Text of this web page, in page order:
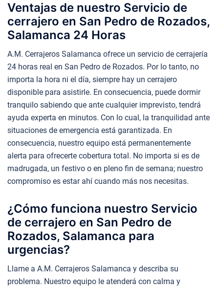
Ventajas de nuestro Servicio de
cerrajero en San Pedro de Rozados,
Salamanca 24 Horas
A.M. Cerrajeros Salamanca ofrece un servicio de cerrajería
24 horas real en San Pedro de Rozados. Por lo tanto, no
importa la hora ni el día, siempre hay un cerrajero
disponible para asistirle. En consecuencia, puede dormir
tranquilo sabiendo que ante cualquier imprevisto, tendrá
ayuda experta en minutos. Con lo cual, la tranquilidad ante
situaciones de emergencia está garantizada. En
consecuencia, nuestro equipo está permanentemente
alerta para ofrecerte cobertura total. No importa si es de
madrugada, un festivo o en pleno fin de semana; nuestro
compromiso es estar ahí cuando más nos necesitas.
¿Cómo funciona nuestro Servicio
de cerrajero en San Pedro de
Rozados, Salamanca para
urgencias?
Llame a A.M. Cerrajeros Salamanca y describa su
problema. Nuestro equipo le atenderá con calma y